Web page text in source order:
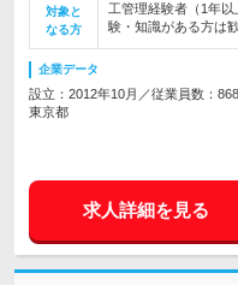
対象と
なる方
工管理経験者（1年
験・知識がある方は
企業データ
設立：2012年10月／従業員数：
東京都
求人詳細を見る